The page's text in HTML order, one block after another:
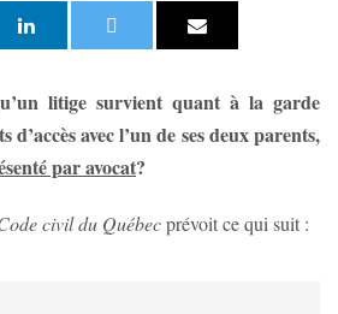
litige survient quant à la garde
d’accès avec l’un de ses deux parents,
par avocat?
civil du Québecprévoit ce qui suit :